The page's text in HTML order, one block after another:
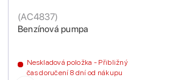
Benzínová pumpa
(AC4837)
Neskladová položka - Přibližný
čas doručení 8 dní od nákupu